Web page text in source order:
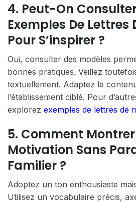
4. Peut-On
Exemples De
Pour S’inspirer ?
Oui, consulter des modèles
bonnes pratiques. Veillez
textuellement. Adaptez le
l’établissement ciblé. Pour
explorez exemples de lettres de
5. Comment Montrer
Motivation Sans
Familier ?
Adoptez un ton enthousiaste
Utilisez un vocabulaire précis,